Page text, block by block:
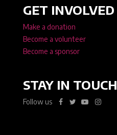
GET INVOLVED
Make a donation
Become a volunteer
Become a sponsor
STAY IN TOUCH
Follow us